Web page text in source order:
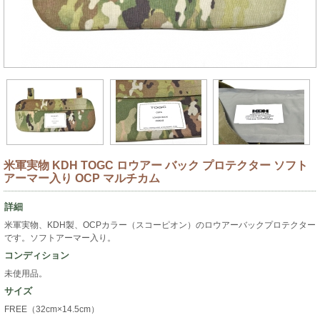
米軍実物 KDH TOGC ロウアー バック プロテクター ソフト
アーマー入り OCP マルチカム
詳細
米軍実物、KDH製、OCPカラー（スコーピオン）のロウアーバックプロテクター
です。ソフトアーマー入り。
コンディション
未使用品。
サイズ
FREE（32cm×14.5cm）